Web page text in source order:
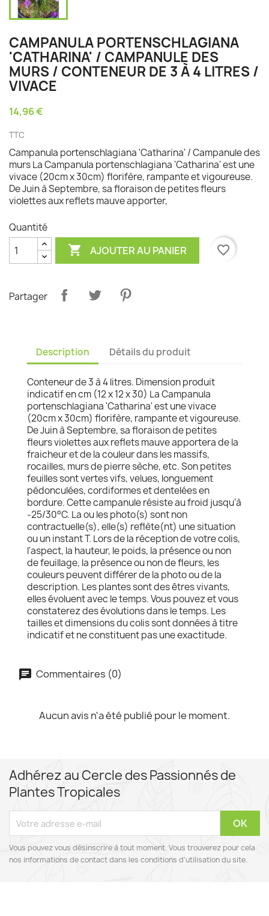
CAMPANULA PORTENSCHLAGIANA
'CATHARINA' / CAMPANULE DES
MURS / CONTENEUR DE 3 À 4 LITRES /
VIVACE
14,96 €
TTC
Campanula portenschlagiana 'Catharina' / Campanule des
murs La Campanula portenschlagiana 'Catharina' est une
vivace (20cm x 30cm) florifère, rampante et vigoureuse.
De Juin à Septembre, sa floraison de petites fleurs
violettes aux reflets mauve apporter,
Quantité
 AJOUTER AU PANIER favorite_border
Partager
Description Détails du produit
Conteneur de 3 à 4 litres. Dimension produit
indicatif en cm (12 x 12 x 30) La Campanula
portenschlagiana 'Catharina' est une vivace
(20cm x 30cm) florifère, rampante et vigoureuse.
De Juin à Septembre, sa floraison de petites
fleurs violettes aux reflets mauve apportera de la
fraicheur et de la couleur dans les massifs,
rocailles, murs de pierre sèche, etc. Son petites
feuilles sont vertes vifs, velues, longuement
pédonculées, cordiformes et dentelées en
bordure. Cette campanule résiste au froid jusqu'à
-25/30°C. La ou les photo(s) sont non
contractuelle(s), elle(s) reflète(nt) une situation
ou un instant T. Lors de la réception de votre colis,
l'aspect, la hauteur, le poids, la présence ou non
de feuillage, la présence ou non de fleurs, les
couleurs peuvent différer de la photo ou de la
description. Les plantes sont des êtres vivants,
elles évoluent avec le temps. Vous pouvez et vous
constaterez des évolutions dans le temps. Les
tailles et dimensions du colis sont données à titre
indicatif et ne constituent pas une exactitude.
Commentaires (0)
Aucun avis n'a été publié pour le moment.
Adhérez au Cercle des Passionnés de
Plantes Tropicales
Vous pouvez vous désinscrire à tout moment. Vous trouverez pour cela
nos informations de contact dans les conditions d'utilisation du site.